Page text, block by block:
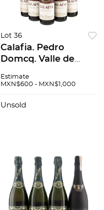
Lot 36
Calafia. Pedro
Domcq. Valle de
Piezas: 7. En
ml.
Estimate
MXN$600 - MXN$1,000
Unsold